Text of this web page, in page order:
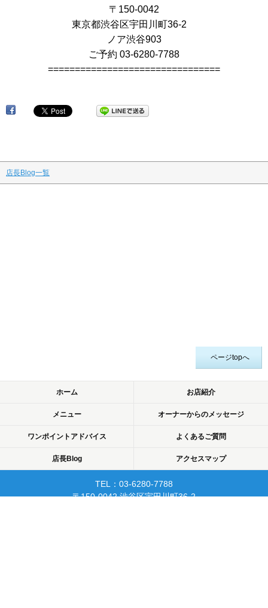
〒150-0042
東京都渋谷区宇田川町36-2
ノア渋谷903
ご予約 03-6280-7788
================================
店長Blog一覧
ページtopへ
ホーム お店紹介
メニュー オーナーからのメッセージ
ワンポイントアドバイス よくあるご質問
店長Blog アクセスマップ
TEL：03-6280-7788
〒150-0042 渋谷区宇田川町36-2